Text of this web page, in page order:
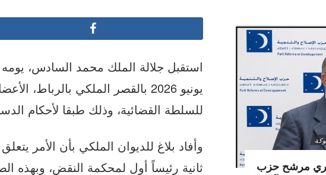
يونيو 2026 بالقصر الملكي
للسلطة القضائية، وذلك طبقا لأحكام
وأفاد بلاغ للديوان الملكي بأن الأمر
ثانية رئيساً أول لمحكمة النقض، وبهذه
مرشح حزب